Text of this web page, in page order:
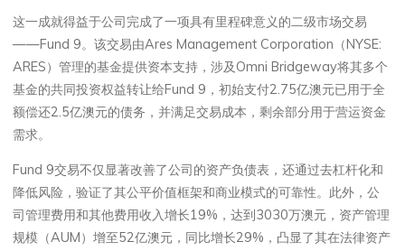
这一成就得益于公司完成了一项具有里程碑意义的二级市场交易
——Fund 9。该交易由Ares Management Corporation（NYSE:
ARES）管理的基金提供资本支持，涉及Omni Bridgeway将其多个
基金的共同投资权益转让给Fund 9，初始支付2.75亿澳元已用于全
额偿还2.5亿澳元的债务，并满足交易成本，剩余部分用于营运资金
需求。
Fund 9交易不仅显著改善了公司的资产负债表，还通过去杠杆化和
降低风险，验证了其公平价值框架和商业模式的可靠性。此外，公
司管理费用和其他费用收入增长19%，达到3030万澳元，资产管理
规模（AUM）增至52亿澳元，同比增长29%，凸显了其在法律资产